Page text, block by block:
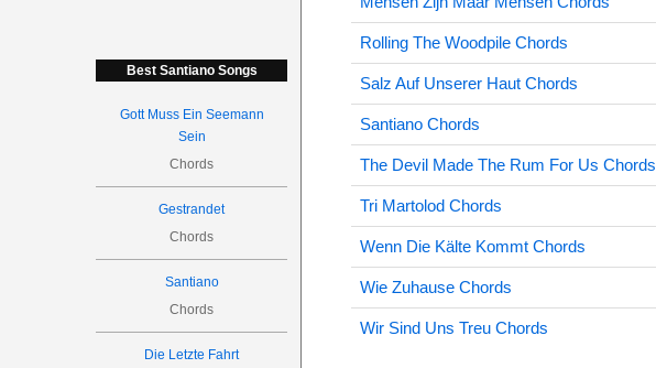
Best Santiano Songs
Gott Muss Ein Seemann
Sein
Chords
Gestrandet
Chords
Santiano
Chords
Die Letzte Fahrt
Rolling The Woodpile Chords
Salz Auf Unserer Haut Chords
Santiano Chords
The Devil Made The Rum For Us Chords
Tri Martolod Chords
Wenn Die Kälte Kommt Chords
Wie Zuhause Chords
Wir Sind Uns Treu Chords